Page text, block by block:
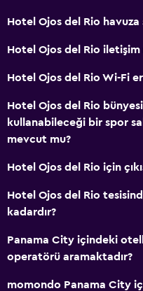
Otomat (içecek)
Otomat (atıştırmalık)
Banyo
Yükseltilmiş klozet
Duş
Saç kurutma makinesi
Tuvalet kağıdı
Hotel Ojos del Rio havuza
Hotel Ojos del Rio iletişim
Hotel Ojos del Rio Wi-Fi
Hotel Ojos del Rio
kullanabileceği bir spor
mevcut mu?
Hotel Ojos del Rio için
Hotel Ojos del Rio
kadardır?
Panama City içindeki
operatörü aramaktadır?
momondo Panama City